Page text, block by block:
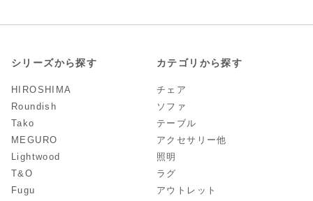
シリーズから探す
HIROSHIMA
Roundish
Tako
MEGURO
Lightwood
T&O
Fugu
カテゴリから探す
チェア
ソファ
テーブル
アクセサリー他
照明
ラグ
アウトレット